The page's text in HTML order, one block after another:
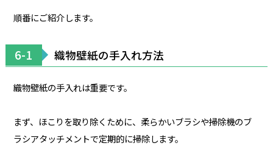
順番にご紹介します。
6-1 織物壁紙の手入れ方法
織物壁紙の手入れは重要です。
まず、ほこりを取り除くために、柔らかいブラシや掃除機のブ
ラシアタッチメントで定期的に掃除します。